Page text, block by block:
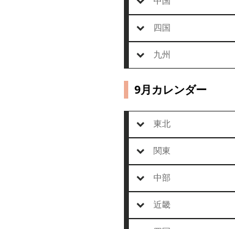
四国
九州
9月カレンダー
東北
関東
中部
近畿